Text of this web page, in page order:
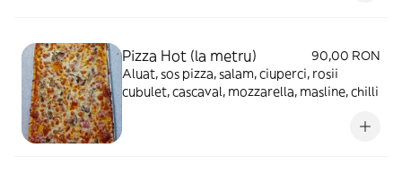
Pizza Hot (la metru)
90,00 RON
Aluat, sos pizza, salam, ciuperci, rosii
cubulet, cascaval, mozzarella, masline, chilli